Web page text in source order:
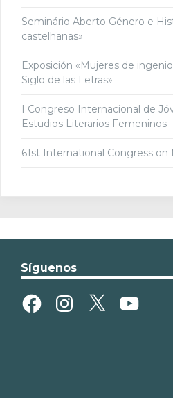
Seminário Aberto Género e
castelhanas»
Exposición «Mujeres de
Siglo de las Letras»
I Congreso Internacional de
Estudios Literarios Femeninos
61st International Congress on
Síguenos
FacebookInstagram
X YouTube